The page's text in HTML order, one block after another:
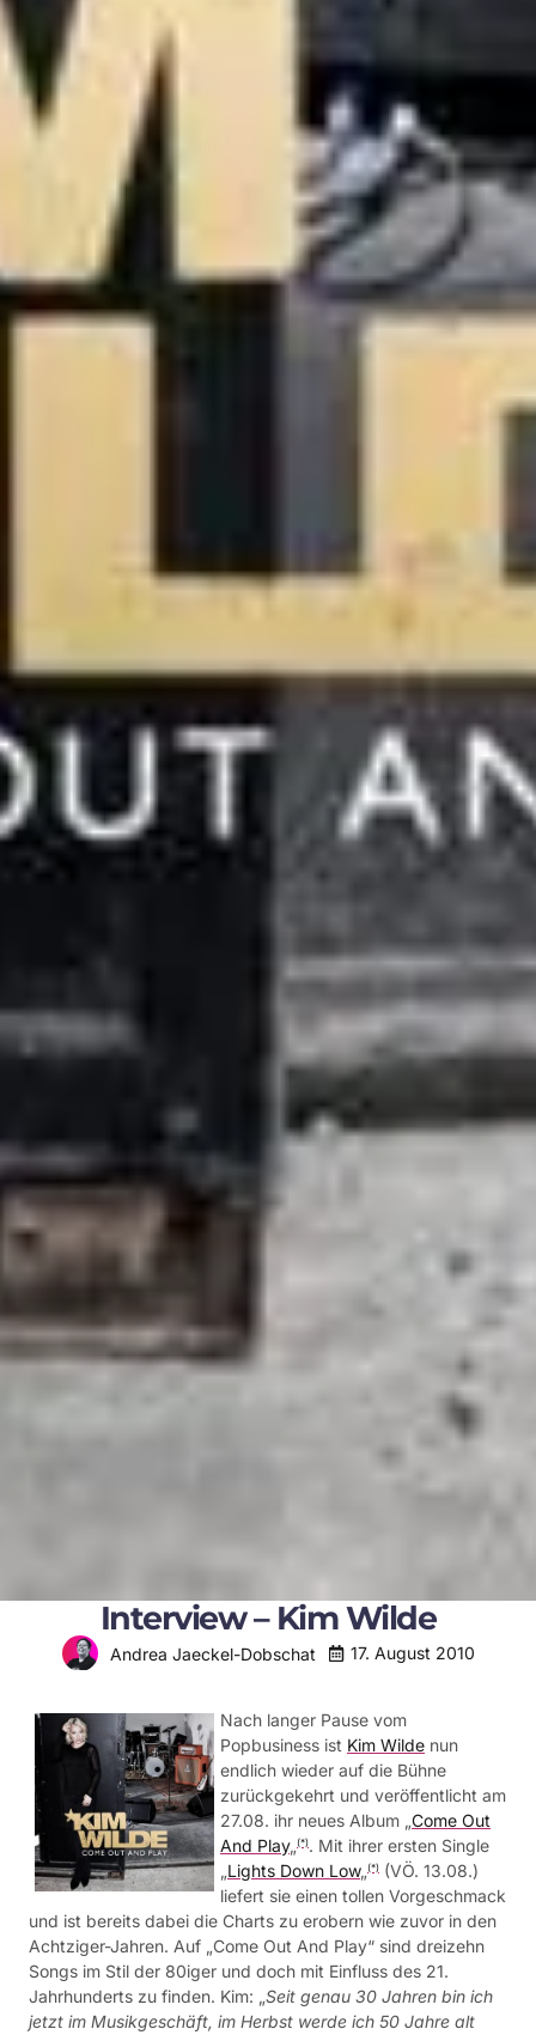
Interview – Kim Wilde
Andrea Jaeckel-Dobschat 17. August 2010
Nach langer Pause vom
Popbusiness ist Kim Wilde nun
endlich wieder auf die Bühne
zurückgekehrt und veröffentlicht am
27.08. ihr neues Album „Come Out
And Play„ (*). Mit ihrer ersten Single
„Lights Down Low„ (*) (VÖ. 13.08.)
liefert sie einen tollen Vorgeschmack
und ist bereits dabei die Charts zu erobern wie zuvor in den
Achtziger-Jahren. Auf „Come Out And Play“ sind dreizehn
Songs im Stil der 80iger und doch mit Einfluss des 21.
Jahrhunderts zu finden. Kim: „Seit genau 30 Jahren bin ich
jetzt im Musikgeschäft, im Herbst werde ich 50 Jahre alt